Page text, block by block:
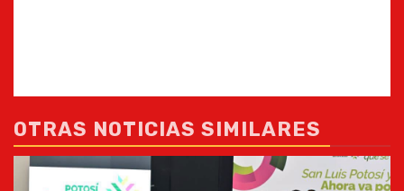
OTRAS NOTICIAS SIMILARES